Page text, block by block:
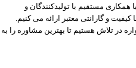
مستقیم با تولیدکنندگان و
کیفیت و گارانتی معتبر ارائه می کنیم.
در تلاش هستیم تا بهترین مشاوره را به